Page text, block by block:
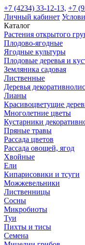
+7 (4234) 33-12-13, +7
Личный кабинет
Каталог
Растения открытого
Плодово-ягодные
Ягодные культуры
Плодовые деревья и
Земляника садовая
Лиственные
Деревья
Лианы
Красивоцветущие
Многолетние цветы
Кустарники
Пряные травы
Рассада цветов
Рассада овощей, ягод
Хвойные
Ели
Кипарисовики и тсуги
Можжевельники
Лиственницы
Сосны
Микробиоты
Туи
Пихты и тисы
Семена